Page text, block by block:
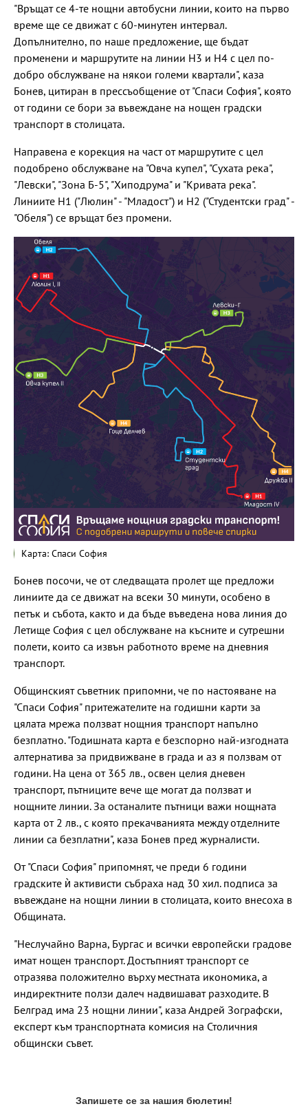
"Връщат се 4-те нощни автобусни линии, които на първо
време ще се движат с 60-минутен интервал.
Допълнително, по наше предложение, ще бъдат
променени и маршрутите на линии Н3 и Н4 с цел по-
добро обслужване на някои големи квартали", каза
Бонев, цитиран в прессъобщение от "Спаси София", която
от години се бори за въвеждане на нощен градски
транспорт в столицата.
Направена е корекция на част от маршрутите с цел
подобрено обслужване на "Овча купел", "Сухата река",
"Левски", "Зона Б-5", "Хиподрума" и "Кривата река".
Линиите Н1 ("Люлин" - "Младост") и Н2 ("Студентски град" -
"Обеля") се връщат без промени.
Карта: Спаси София
Бонев посочи, че от следващата пролет ще предложи
линиите да се движат на всеки 30 минути, особено в
петък и събота, както и да бъде въведена нова линия до
Летище София с цел обслужване на късните и сутрешни
полети, които са извън работното време на дневния
транспорт.
Общинският съветник припомни, че по настояване на
"Спаси София" притежателите на годишни карти за
цялата мрежа ползват нощния транспорт напълно
безплатно. "Годишната карта е безспорно най-изгодната
алтернатива за придвижване в града и аз я ползвам от
години. На цена от 365 лв., освен целия дневен
транспорт, пътниците вече ще могат да ползват и
нощните линии. За останалите пътници важи нощната
карта от 2 лв., с която прекачванията между отделните
линии са безплатни", каза Бонев пред журналисти.
От "Спаси София" припомнят, че преди 6 години
градските ѝ активисти събраха над 30 хил. подписа за
въвеждане на нощни линии в столицата, които внесоха в
Общината.
"Неслучайно Варна, Бургас и всички европейски градове
имат нощен транспорт. Достъпният транспорт се
отразява положително върху местната икономика, а
индиректните ползи далеч надвишават разходите. В
Белград има 23 нощни линии", каза Андрей Зографски,
експерт към транспортната комисия на Столичния
общински съвет.